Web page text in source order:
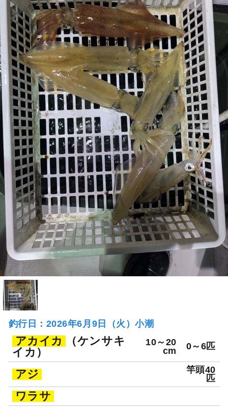
釣行日：2026年6月9日（火）小潮
アカイカ
（ケンサキ
イカ）
10～20
cm
0～6匹
アジ
竿頭40
匹
ワラサ